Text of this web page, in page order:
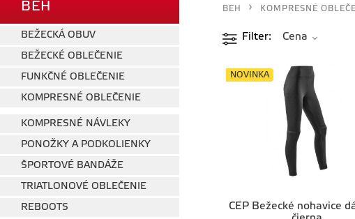
BEH
BEŽECKÁ OBUV
BEŽECKÉ OBLEČENIE
FUNKČNÉ OBLEČENIE
KOMPRESNÉ OBLEČENIE
KOMPRESNÉ NÁVLEKY
PONOŽKY A PODKOLIENKY
ŠPORTOVÉ BANDÁŽE
TRIATLONOVÉ OBLEČENIE
REBOOTS
BEH KOMPRESNÉ
Filter Cena
CEP Bežecké nohavice
NOVINKA